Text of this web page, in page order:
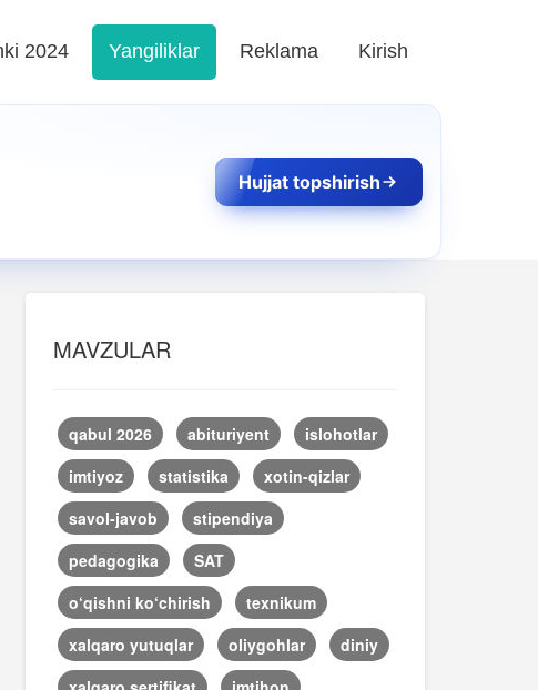
2024 Yangiliklar Reklama Kirish
Hujjat topshirish
MAVZULAR
qabul 2026 abituriyent
islohotlar
imtiyoz
statistika
xotin-qizlar
savol-javob
stipendiya
pedagogika
SAT
o‘qishni ko‘chirish
texnikum
xalqaro yutuqlar
oliygohlar
diniy